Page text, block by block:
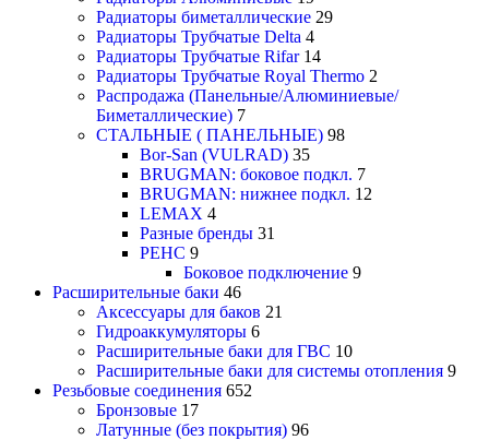
Радиаторы биметаллические 29
Радиаторы Трубчатые Delta 4
Радиаторы Трубчатые Rifar 14
Радиаторы Трубчатые Royal Thermo 2
Распродажа (Панельные/Алюминиевые/
Биметаллические) 7
СТАЛЬНЫЕ ( ПАНЕЛЬНЫЕ) 98
Bor-San (VULRAD) 35
BRUGMAN: боковое подкл. 7
BRUGMAN: нижнее подкл. 12
LEMAX 4
Разные бренды 31
РЕНС 9
Боковое подключение 9
Расширительные баки 46
Аксессуары для баков 21
Гидроаккумуляторы 6
Расширительные баки для ГВС 10
Расширительные баки для системы отопления 9
Резьбовые соединения 652
Бронзовые 17
Латунные (без покрытия) 96